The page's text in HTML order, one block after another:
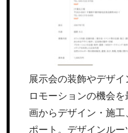
展示会の装飾やデザ
ロモーションの機会
画からデザイン・施
ポート。デザインル